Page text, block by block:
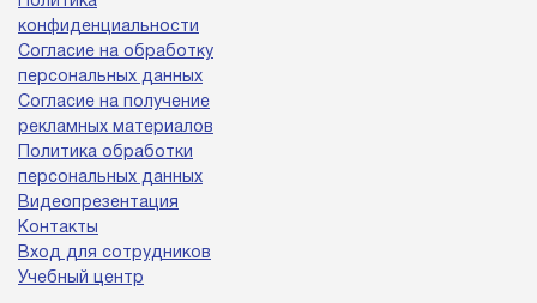
конфиденциальности
Согласие на обработку
персональных данных
Согласие на получение
рекламных материалов
Политика обработки
персональных данных
Видеопрезентация
Контакты
Вход для сотрудников
Учебный центр